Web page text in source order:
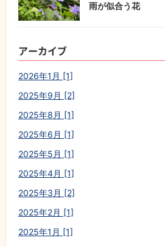
雨が似合う花
アーカイブ
2026年1月 [1]
2025年9月 [2]
2025年8月 [1]
2025年6月 [1]
2025年5月 [1]
2025年4月 [1]
2025年3月 [2]
2025年2月 [1]
2025年1月 [1]